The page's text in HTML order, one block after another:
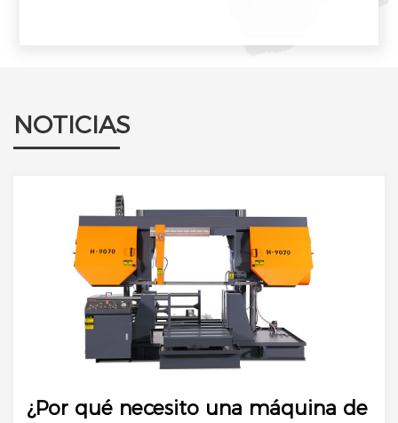
NOTICIAS
¿Por qué necesito una máquina de